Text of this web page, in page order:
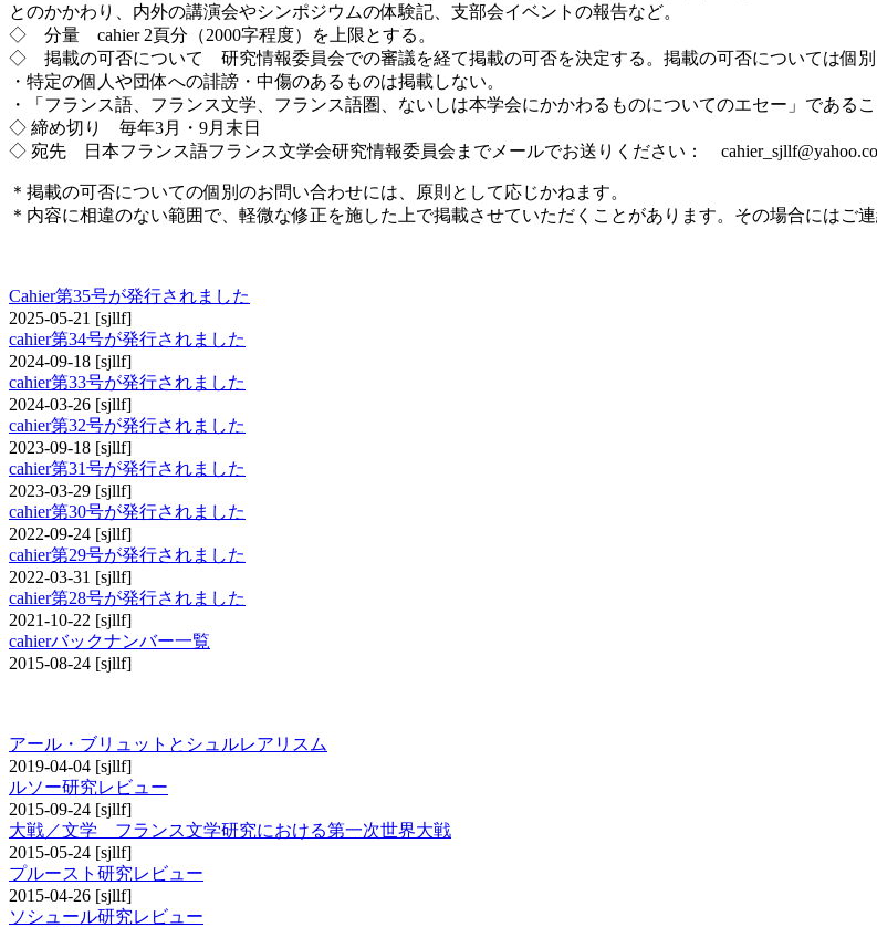
とのかかわり、内外の講演会やシンポジウムの体験記、支部会イベントの報告など。
◇ 分量 cahier 2頁分（2000字程度）を上限とする。
◇ 掲載の可否について 研究情報委員会での審議を経て掲載の可否を決定する。掲載の可否については個別
・特定の個人や団体への誹謗・中傷のあるものは掲載しない。
・「フランス語、フランス文学、フランス語圏、ないしは本学会にかかわるものについてのエセー」であるこ
◇ 締め切り 毎年3月・9月末日
◇ 宛先 日本フランス語フランス文学会研究情報委員会までメールでお送りください：
＊掲載の可否についての個別のお問い合わせには、原則として応じかねます。
＊内容に相違のない範囲で、軽微な修正を施した上で掲載させていただくことがあります。その場合にはご連
Cahier第35号が発行されました
2025-05-21 [sjllf]
cahier第34号が発行されました
2024-09-18 [sjllf]
cahier第33号が発行されました
2024-03-26 [sjllf]
cahier第32号が発行されました
2023-09-18 [sjllf]
cahier第31号が発行されました
2023-03-29 [sjllf]
cahier第30号が発行されました
2022-09-24 [sjllf]
cahier第29号が発行されました
2022-03-31 [sjllf]
cahier第28号が発行されました
2021-10-22 [sjllf]
cahierバックナンバー一覧
2015-08-24 [sjllf]
アール・ブリュットとシュルレアリスム
2019-04-04 [sjllf]
ルソー研究レビュー
2015-09-24 [sjllf]
大戦／文学 フランス文学研究における第一次世界大戦
2015-05-24 [sjllf]
プルースト研究レビュー
2015-04-26 [sjllf]
ソシュール研究レビュー